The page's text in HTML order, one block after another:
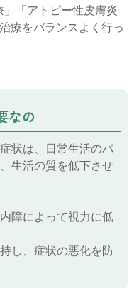
「アトピー性皮膚炎
療をバランスよく行っ
なの
状は、日常生活のパ
生活の質を低下させ
障によって視力に低
し、症状の悪化を防